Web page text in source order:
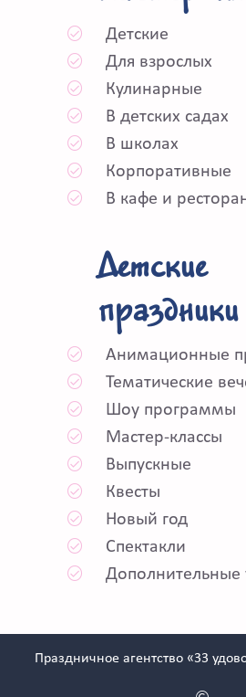
Детские
праздники
Анимационные
Тематические
Шоу программы
Мастер-классы
Выпускные
Квесты
Новый год
Спектакли
Дополнительные
Детские
Для взрослых
Кулинарные
В детских садах
В школах
Корпоративные
В кафе и
Праздничное агентство «33